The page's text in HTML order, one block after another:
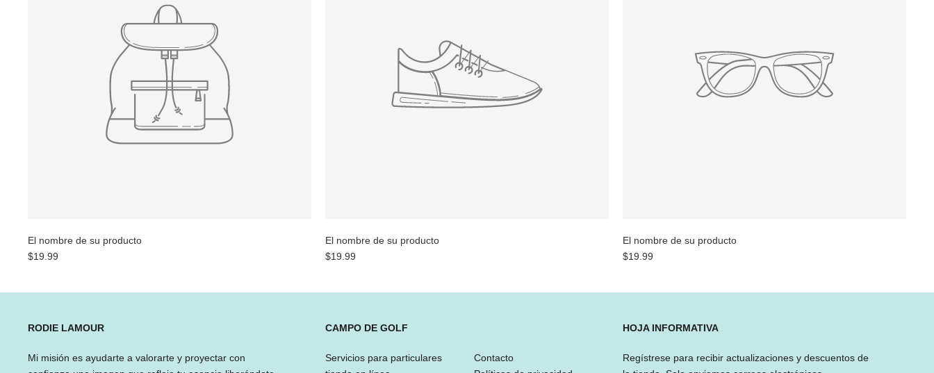
El nombre de su producto
$19.99
El nombre de su producto
$19.99
El nombre de su producto
$19.99
RODIE LAMOUR
Mi misión es ayudarte a valorarte y proyectar con
CAMPO DE GOLF
Servicios para particulares
Contacto
HOJA INFORMATIVA
Regístrese para recibir actualizaciones y descuentos de